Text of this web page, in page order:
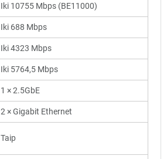
Iki 10755 Mbps (BE11000)
Iki 688 Mbps
Iki 4323 Mbps
Iki 5764,5 Mbps
1 × 2.5GbE
2 × Gigabit Ethernet
Taip